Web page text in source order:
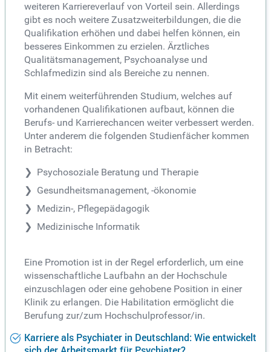
weiteren Karriereverlauf von Vorteil sein. Allerdings
gibt es noch weitere Zusatzweiterbildungen, die die
Qualifikation erhöhen und dabei helfen können, ein
besseres Einkommen zu erzielen. Ärztliches
Qualitätsmanagement, Psychoanalyse und
Schlafmedizin sind als Bereiche zu nennen.
Mit einem weiterführenden Studium, welches auf
vorhandenen Qualifikationen aufbaut, können die
Berufs- und Karrierechancen weiter verbessert werden.
Unter anderem die folgenden Studienfächer kommen
in Betracht:
Psychosoziale Beratung und Therapie
Gesundheitsmanagement, -ökonomie
Medizin-, Pflegepädagogik
Medizinische Informatik
Eine Promotion ist in der Regel erforderlich, um eine
wissenschaftliche Laufbahn an der Hochschule
einzuschlagen oder eine gehobene Position in einer
Klinik zu erlangen. Die Habilitation ermöglicht die
Berufung zur/zum Hochschulprofessor/in.
Karriere als Psychiater in Deutschland: Wie entwickelt